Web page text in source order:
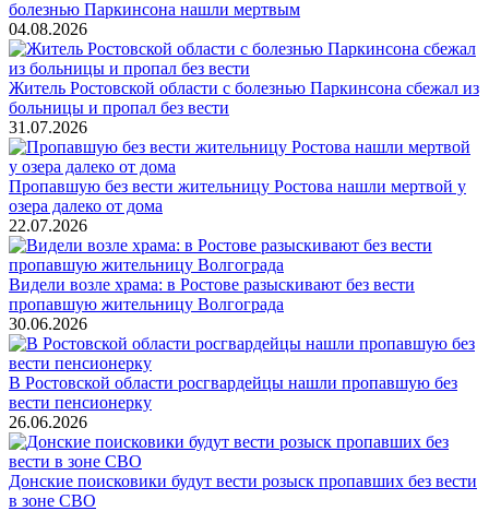
болезнью Паркинсона нашли мертвым
04.08.2026
Житель Ростовской области с болезнью Паркинсона сбежал из
больницы и пропал без вести
31.07.2026
Пропавшую без вести жительницу Ростова нашли мертвой у
озера далеко от дома
22.07.2026
Видели возле храма: в Ростове разыскивают без вести
пропавшую жительницу Волгограда
30.06.2026
В Ростовской области росгвардейцы нашли пропавшую без
вести пенсионерку
26.06.2026
Донские поисковики будут вести розыск пропавших без вести
в зоне СВО